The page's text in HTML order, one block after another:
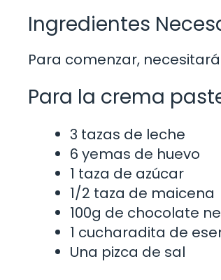
Ingredientes
Para comenzar,
Para la crema
3 tazas de leche
6 yemas de huevo
1 taza de azúcar
1/2 taza de maicena
100g de chocolate
1 cucharadita de
Una pizca de sal